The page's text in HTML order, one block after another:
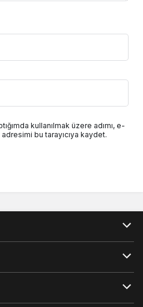
kullanılmak üzere adımı, e-
bu tarayıcıya kaydet.